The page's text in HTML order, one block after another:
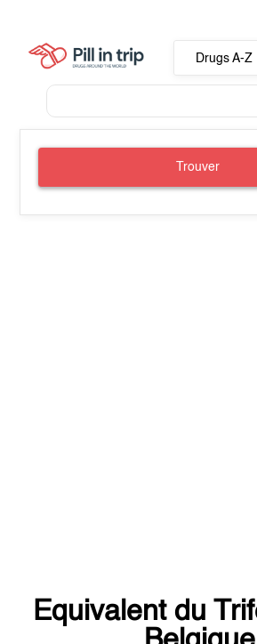
Drugs A-Z
Trouver
Equivalent du